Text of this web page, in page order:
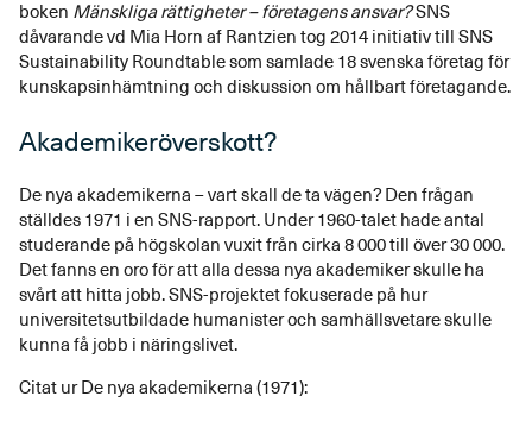
boken Mänskliga rättigheter – företagens ansvar?SNS
dåvarande vd Mia Horn af Rantzien tog 2014 initiativ till SNS
Sustainability Roundtable som samlade 18 svenska företag för
kunskapsinhämtning och diskussion om hållbart företagande.
Akademikeröverskott?
De nya akademikerna – vart skall de ta vägen? Den frågan
ställdes 1971 i en SNS-rapport. Under 1960-talet hade antal
studerande på högskolan vuxit från cirka 8 000 till över 30 000.
Det fanns en oro för att alla dessa nya akademiker skulle ha
svårt att hitta jobb. SNS-projektet fokuserade på hur
universitetsutbildade humanister och samhällsvetare skulle
kunna få jobb i näringslivet.
Citat ur De nya akademikerna (1971):